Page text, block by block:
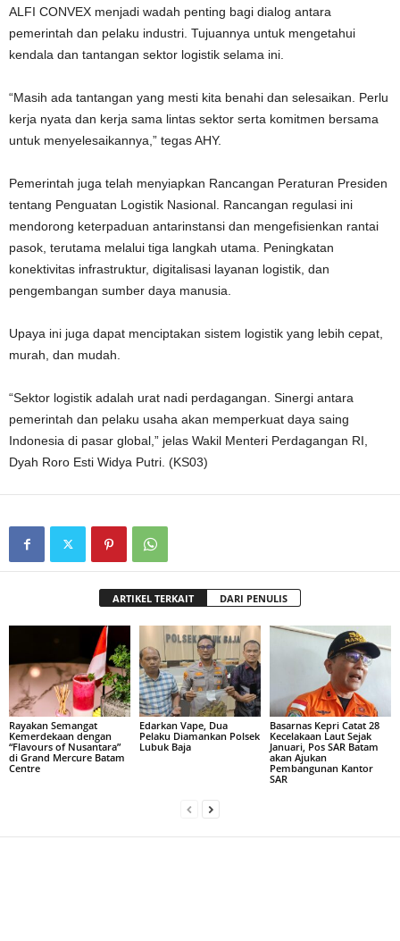
ALFI CONVEX menjadi wadah penting bagi dialog antara
pemerintah dan pelaku industri. Tujuannya untuk mengetahui
kendala dan tantangan sektor logistik selama ini.
“Masih ada tantangan yang mesti kita benahi dan selesaikan. Perlu
kerja nyata dan kerja sama lintas sektor serta komitmen bersama
untuk menyelesaikannya,” tegas AHY.
Pemerintah juga telah menyiapkan Rancangan Peraturan Presiden
tentang Penguatan Logistik Nasional. Rancangan regulasi ini
mendorong keterpaduan antarinstansi dan mengefisienkan rantai
pasok, terutama melalui tiga langkah utama. Peningkatan
konektivitas infrastruktur, digitalisasi layanan logistik, dan
pengembangan sumber daya manusia.
Upaya ini juga dapat menciptakan sistem logistik yang lebih cepat,
murah, dan mudah.
“Sektor logistik adalah urat nadi perdagangan. Sinergi antara
pemerintah dan pelaku usaha akan memperkuat daya saing
Indonesia di pasar global,” jelas Wakil Menteri Perdagangan RI,
Dyah Roro Esti Widya Putri. (KS03)
ARTIKEL TERKAIT DARI PENULIS
Rayakan Semangat
Kemerdekaan dengan
“Flavours of Nusantara”
di Grand Mercure Batam
Centre
Edarkan Vape, Dua
Pelaku Diamankan Polsek
Lubuk Baja
Basarnas Kepri Catat 28
Kecelakaan Laut Sejak
Januari, Pos SAR Batam
akan Ajukan
Pembangunan Kantor
SAR